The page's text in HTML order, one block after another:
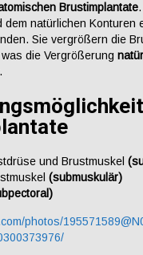
Brustimplantate
dem natürlichen Konturen
Sie vergrößern die
die Vergrößerung
und Brustmuskel
(submuskulär)
photos/